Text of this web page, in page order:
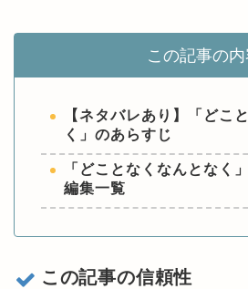
この記事の内
【ネタバレあり】「どこ
く」のあらすじ
「どことなくなんとなく
編集一覧
この記事の信頼性